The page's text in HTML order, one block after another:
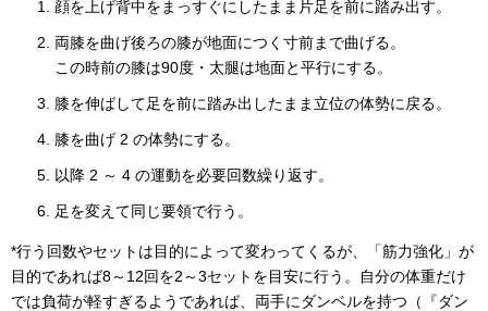
顔を上げ背中をまっすぐにしたまま片足を前に踏み出す。
両膝を曲げ後ろの膝が地面につく寸前まで曲げる。
この時前の膝は90度・太腿は地面と平行にする。
膝を伸ばして足を前に踏み出したまま立位の体勢に戻る。
膝を曲げ 2 の体勢にする。
以降 2 ～ 4 の運動を必要回数繰り返す。
足を変えて同じ要領で行う。
*行う回数やセットは目的によって変わってくるが、「筋力強化」が
目的であれば8～12回を2～3セットを目安に行う。自分の体重だけ
では負荷が軽すぎるようであれば、両手にダンベルを持つ（『ダン